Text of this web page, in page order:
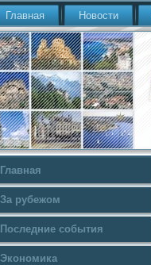
Главная Новости
Главная
За рубежом
Последние события
Экономика